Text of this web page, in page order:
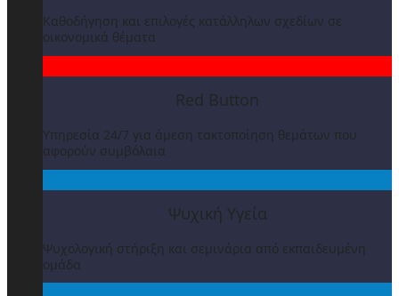
Καθοδήγηση και επιλογές κατάλληλων σχεδίων σε
οικονομικά θέματα
Red Button
Υπηρεσία 24/7 για άμεση τακτοποίηση θεμάτων που
αφορούν συμβόλαια
Ψυχική Υγεία
Ψυχολογική στήριξη και σεμινάρια από εκπαιδευμένη
ομάδα